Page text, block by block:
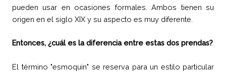
pueden usar en ocasiones formales. Ambos tienen su
origen en el siglo XIX y su aspecto es muy diferente.
Entonces, ¿cuál es la diferencia entre estas dos prendas?
El término "esmoquin" se reserva para un estilo particular